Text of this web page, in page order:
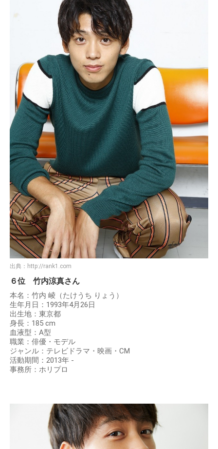
出典： http://rank1.com
６位 竹内涼真さん
本名：竹内 崚（たけうち りょう）
生年月日：1993年4月26日
出生地：東京都
身長：185 cm
血液型：A型
職業：俳優・モデル
ジャンル：テレビドラマ・映画・CM
活動期間：2013年 -
事務所：ホリプロ